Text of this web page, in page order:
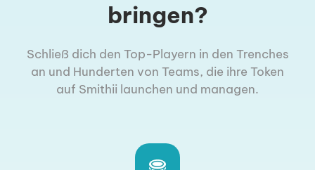
bringen?
Schließ dich den Top-Playern in den Trenches
an und Hunderten von Teams, die ihre Token
auf Smithii launchen und managen.